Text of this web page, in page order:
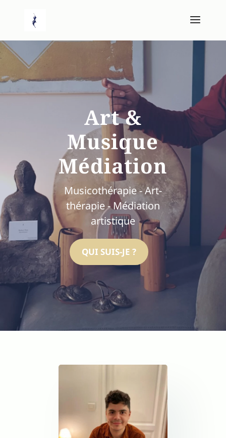
Art &
Musique
Médiation
Musicothérapie - Art-
thérapie - Médiation
artistique
QUI SUIS-JE ?